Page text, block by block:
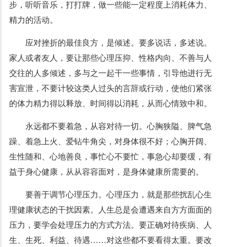
步，听听音乐，打打牌，做一些能一定程度上消耗体力、
精力的活动。
应对挫折的最佳良方，是倾述。要多说话，多述说。
家人或者友人，要让那些心理压抑、性格内向、不善与人
交往的人多倾述，多与之一起干一些事情，引导他进行无
害宣泄，不要计较这类人过头的言辞或行动，使他们紧张
的体力精力得以释放、时间得以消耗，从而心情致中和。
永远都不要着急，从容对待一切。心胸狭隘、脾气急
躁、着急上火、爱钻牛角尖，对身体很不好；心胸开阔、
生性随和、心地善良，事忙心不要忙，事急心却要缓，有
益于身心健康，从从容容面对，是身体健康所需要的。
要善于调节心理压力。心理压力，就是那些扰乱心生
理健康状态的干扰因素。人生总是会遭遇来自方方面面的
压力，要学会处理压力的方式方法。要正确对待疾病、人
生、生死、利益、待遇……对这些都不要看得太重。要改